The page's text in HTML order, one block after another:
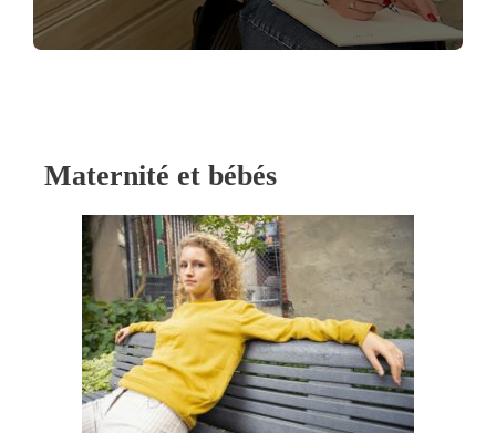
Maternité et bébés